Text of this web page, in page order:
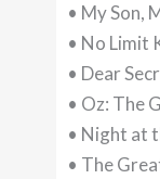
• My Son,
• No Limit
• Dear
• Oz: The
• Night at
• The